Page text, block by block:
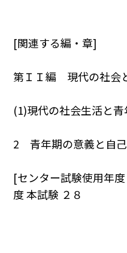
[関連する編・章]
第ＩＩ編 現代の社会
(1)現代の社会生活と青
2 青年期の意義と自
[センター試験使用年
度 本試験 ２８